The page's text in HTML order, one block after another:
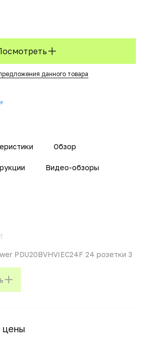
данного товара
Обзор
Видео-обзоры
PDU20BVHVIEC24F 24 розетки 3
цены